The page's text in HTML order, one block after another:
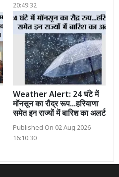
20:49:32
Weather Alert: 24 घंटे में
मॉनसून का रौद्र रूप...हरियाणा
समेत इन राज्यों में बारिश का अलर्ट
Published On 02 Aug 2026
16:10:30